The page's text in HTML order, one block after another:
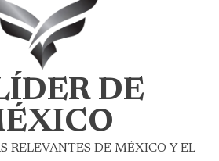
DE
RELEVANTES DE MÉXICO Y EL